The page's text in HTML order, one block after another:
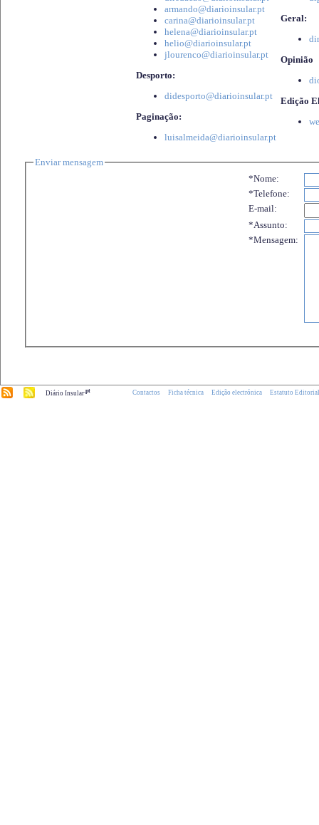
armando@diarioinsular.pt
carina@diarioinsular.pt
helena@diarioinsular.pt
helio@diarioinsular.pt
jlourenco@diarioinsular.pt
Desporto:
didesporto@diarioinsular.pt
Paginação:
luisalmeida@diarioinsular.pt
Geral:
Opinião
Edição
Enviar mensagem
*Nome:
*Telefone:
E-mail:
*Assunto:
*Mensagem:
Diário Insular.pt Contactos Ficha técnica Edição electrónica Estatuto Editorial